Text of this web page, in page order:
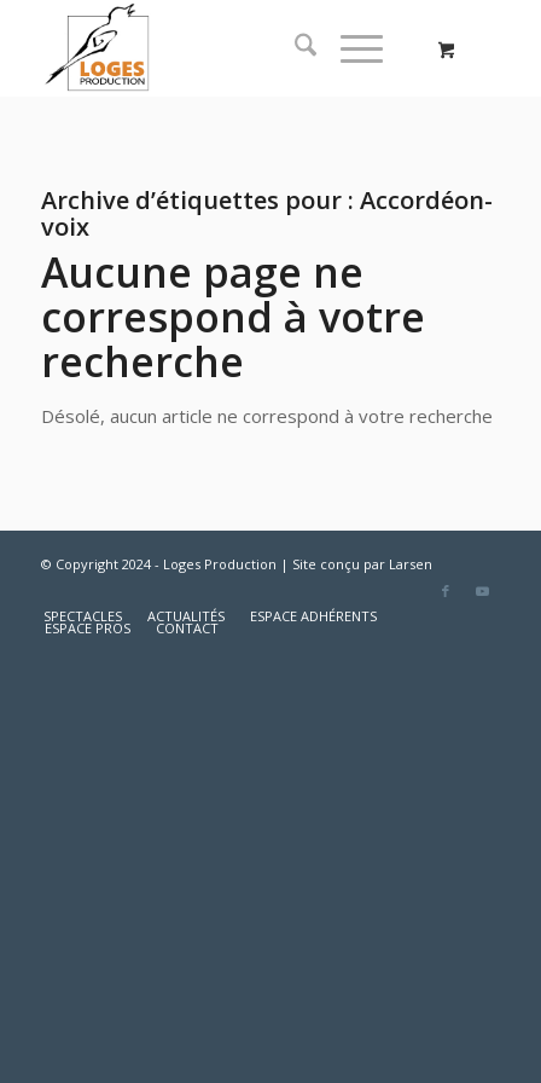
Archive d’étiquettes pour : Accordéon-
voix
Aucune page ne
correspond à votre
recherche
Désolé, aucun article ne correspond à votre recherche
© Copyright 2024 - Loges Production | Site conçu par Larsen
SPECTACLES ACTUALITÉS ESPACE ADHÉRENTS
ESPACE PROS CONTACT